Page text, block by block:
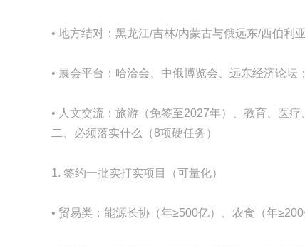
• 地方结对：黑龙江/吉林/内蒙古与俄远东/西伯利
• 展会平台：哈洽会、中俄博览会、远东经济论坛
• 人文交流：旅游（免签至2027年）、教育、医疗
二、必须落实什么（8项硬任务）
1. 签约一批实打实项目（可量化）
• 贸易类：能源长协（年≥500亿）、农食（年